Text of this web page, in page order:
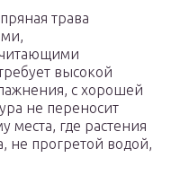
трава
высокой
с хорошей
не переносит
места, где растения
не прогретой водой,